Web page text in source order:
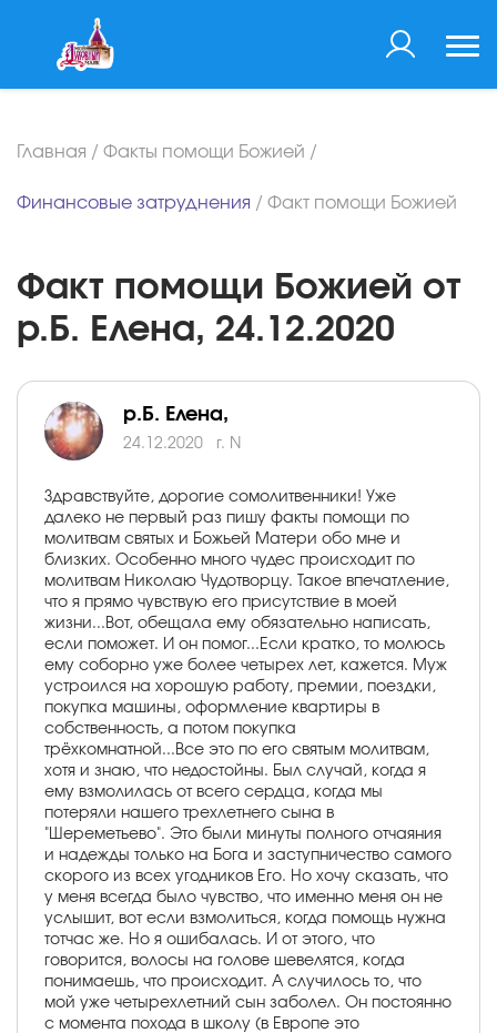
Главная / Факты помощи Божией /
Финансовые затруднения / Факт помощи Божией
Факт помощи Божией от
р.Б. Елена, 24.12.2020
р.Б. Елена,
24.12.2020 г. N
Здравствуйте, дорогие сомолитвенники! Уже
далеко не первый раз пишу факты помощи по
молитвам святых и Божьей Матери обо мне и
близких. Особенно много чудес происходит по
молитвам Николаю Чудотворцу. Такое впечатление,
что я прямо чувствую его присутствие в моей
жизни...Вот, обещала ему обязательно написать,
если поможет. И он помог...Если кратко, то молюсь
ему соборно уже более четырех лет, кажется. Муж
устроился на хорошую работу, премии, поездки,
покупка машины, оформление квартиры в
собственность, а потом покупка
трёхкомнатной...Все это по его святым молитвам,
хотя и знаю, что недостойны. Был случай, когда я
ему взмолилась от всего сердца, когда мы
потеряли нашего трехлетнего сына в
"Шереметьево". Это были минуты полного отчаяния
и надежды только на Бога и заступничество самого
скорого из всех угодников Его. Но хочу сказать, что
у меня всегда было чувство, что именно меня он не
услышит, вот если взмолиться, когда помощь нужна
тотчас же. Но я ошибалась. И от этого, что
говорится, волосы на голове шевелятся, когда
понимаешь, что происходит. А случилось то, что
мой уже четырехлетний сын заболел. Он постоянно
с момента похода в школу (в Европе это